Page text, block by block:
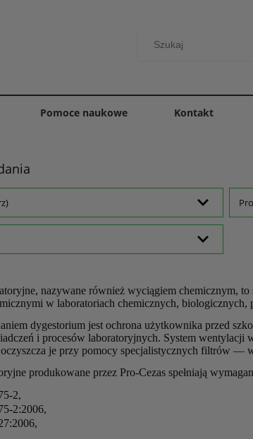
Pomoce naukowe Kontakt
nazywane również wyciągiem chemicznym,
w laboratoriach chemicznych, biologicznych,
dygestorium jest ochrona użytkownika przed
i procesów laboratoryjnych. System wentylacji
oczyszcza je przy pomocy specjalistycznych filtrów
produkowane przez Pro-Cezas spełniają
2,
2:2006,